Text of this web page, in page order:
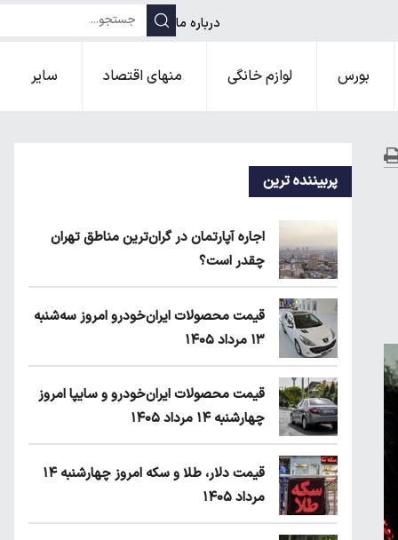
درباره ما
بورس لوازم خانگی منهای اقتصاد سایر
پربیننده ترین
اجاره آپارتمان در گران‌ترین مناطق تهران
چقدر است؟
قیمت محصولات ایران‌خودرو امروز سه‌شنبه
۱۳ مرداد ۱۴۰۵
قیمت محصولات ایران‌خودرو و سایپا امروز
چهارشنبه ۱۴ مرداد ۱۴۰۵
قیمت دلار، طلا و سکه امروز چهارشنبه ۱۴
مرداد ۱۴۰۵